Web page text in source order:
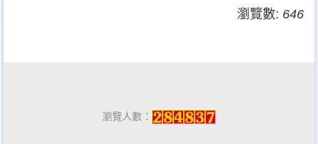
瀏覽數: 646
瀏覽人數：